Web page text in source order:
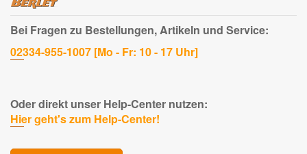
Bei Fragen zu Bestellungen, Artikeln und Service:
02334-955-1007 [Mo - Fr: 10 - 17 Uhr]
Oder direkt unser Help-Center nutzen:
Hier geht's zum Help-Center!